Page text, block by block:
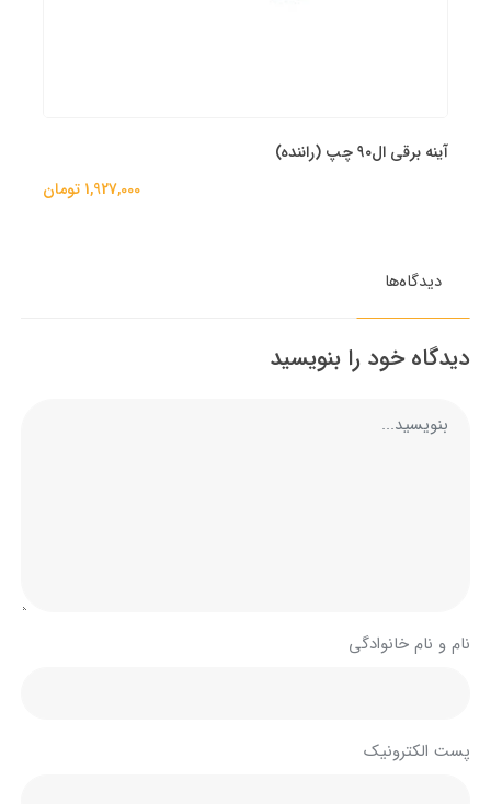
آینه برقی ال۹۰ چپ (راننده)
1,927,000 تومان
دیدگاه‌ها
دیدگاه خود را بنویسید
نام و نام خانوادگی
پست الکترونیک